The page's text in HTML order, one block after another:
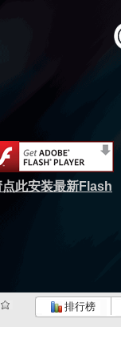
点此安装最新Flash
排行榜